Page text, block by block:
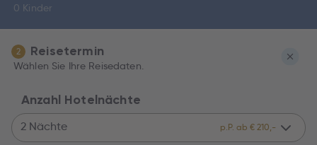
0 Kinder
2 Reisetermin
Wählen Sie Ihre Reisedaten.
Anzahl Hotelnächte
2 Nächte p.P. ab € 210,-